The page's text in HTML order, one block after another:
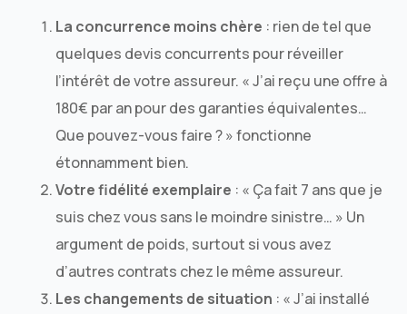
La concurrence moins chère : rien de tel que
quelques devis concurrents pour réveiller
l’intérêt de votre assureur. « J’ai reçu une offre à
180€ par an pour des garanties équivalentes…
Que pouvez-vous faire ? » fonctionne
étonnamment bien.
Votre fidélité exemplaire : « Ça fait 7 ans que je
suis chez vous sans le moindre sinistre… » Un
argument de poids, surtout si vous avez
d’autres contrats chez le même assureur.
Les changements de situation : « J’ai installé